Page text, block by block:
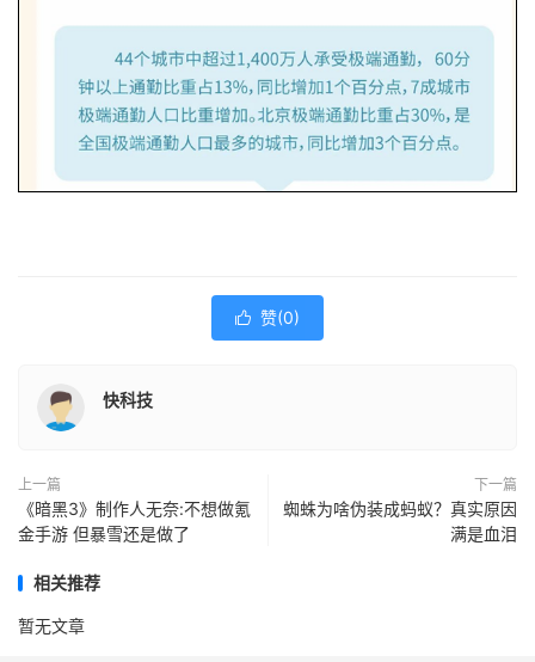
 赞(0)
快科技
上一篇
《暗黑3》制作人无奈:不想做氪
金手游 但暴雪还是做了
下一篇
蜘蛛为啥伪装成蚂蚁？真实原因
满是血泪
相关推荐
暂无文章